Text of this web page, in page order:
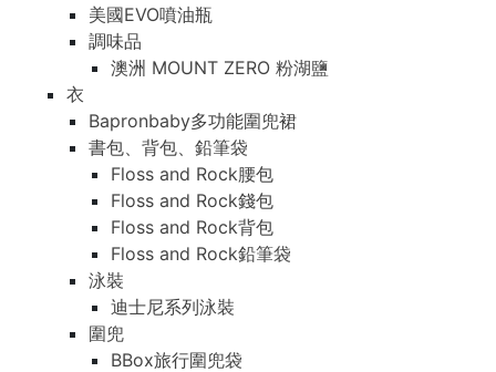
美國EVO噴油瓶
調味品
澳洲 MOUNT ZERO 粉湖鹽
衣
Bapronbaby多功能圍兜裙
書包、背包、鉛筆袋
Floss and Rock腰包
Floss and Rock錢包
Floss and Rock背包
Floss and Rock鉛筆袋
泳裝
迪士尼系列泳裝
圍兜
BBox旅行圍兜袋